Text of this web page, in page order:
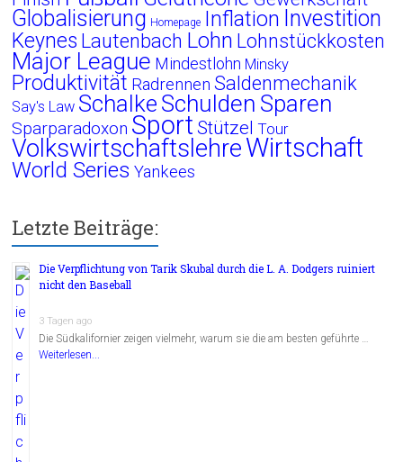
Globalisierung Homepage Inflation Investition
Keynes Lautenbach Lohn Lohnstückkosten
Major League Mindestlohn Minsky
Produktivität Radrennen Saldenmechanik
Say's Law Schalke Schulden Sparen
Sparparadoxon Sport Stützel Tour
VolkswirtschaftslehreWirtschaft
World Series Yankees
Letzte Beiträge:
Die Verpflichtung von Tarik Skubal durch die L. A. Dodgers ruiniert
nicht den Baseball
3 Tagen ago
Die Südkalifornier zeigen vielmehr, warum sie die am besten geführte …
Weiterlesen...